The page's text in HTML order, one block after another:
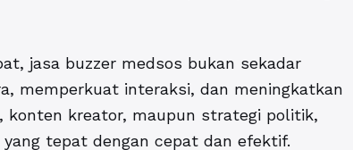
jasa buzzer medsos bukan sekadar
memperkuat interaksi, dan meningkatkan
konten kreator, maupun strategi politik,
tepat dengan cepat dan efektif.